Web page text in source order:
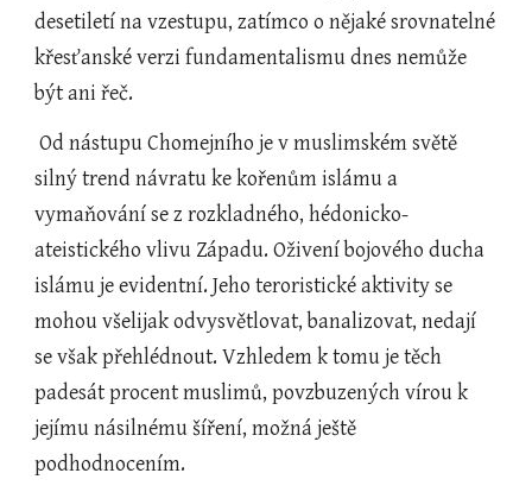
desetiletí na vzestupu, zatímco o nějaké srovnatelné
křesťanské verzi fundamentalismu dnes nemůže
být ani řeč.
Od nástupu Chomejního je v muslimském světě
silný trend návratu ke kořenům islámu a
vymaňování se z rozkladného, hédonicko-
ateistického vlivu Západu. Oživení bojového ducha
islámu je evidentní. Jeho teroristické aktivity se
mohou všelijak odvysvětlovat, banalizovat, nedají
se však přehlédnout. Vzhledem k tomu je těch
padesát procent muslimů, povzbuzených vírou k
jejímu násilnému šíření, možná ještě
podhodnocením.